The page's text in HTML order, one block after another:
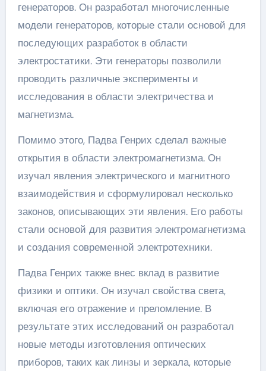
генераторов. Он разработал многочисленные
модели генераторов, которые стали основой для
последующих разработок в области
электростатики. Эти генераторы позволили
проводить различные эксперименты и
исследования в области электричества и
магнетизма.
Помимо этого, Падва Генрих сделал важные
открытия в области электромагнетизма. Он
изучал явления электрического и магнитного
взаимодействия и сформулировал несколько
законов, описывающих эти явления. Его работы
стали основой для развития электромагнетизма
и создания современной электротехники.
Падва Генрих также внес вклад в развитие
физики и оптики. Он изучал свойства света,
включая его отражение и преломление. В
результате этих исследований он разработал
новые методы изготовления оптических
приборов, таких как линзы и зеркала, которые